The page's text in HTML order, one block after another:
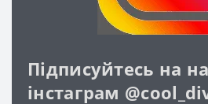
Підписуйтесь на
інстаграм